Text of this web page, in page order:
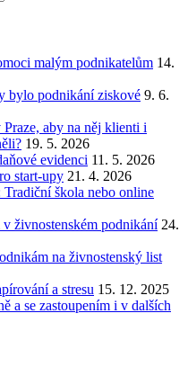
malým podnikatelům 14.
bylo podnikání ziskové 9. 6.
aby na něj klienti i
19. 5. 2026
evidenci 11. 5. 2026
start-upy 21. 4. 2026
škola nebo online
v živnostenském podnikání 24.
na živnostenský list
a stresu 15. 12. 2025
a se zastoupením i v dalších